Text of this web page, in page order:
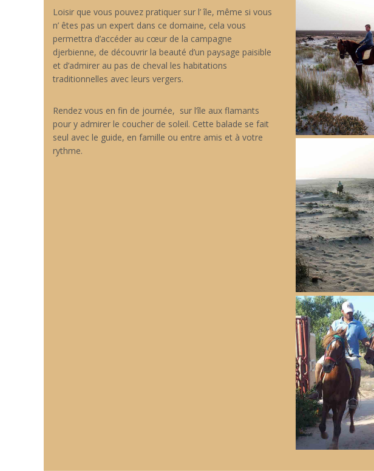
Loisir que vous pouvez pratiquer sur l’ île, même si vous
n’ êtes pas un expert dans ce domaine, cela vous
permettra d’accéder au cœur de la campagne
djerbienne, de découvrir la beauté d’un paysage paisible
et d’admirer au pas de cheval les habitations
traditionnelles avec leurs vergers.
Rendez vous en fin de journée, sur l’île aux flamants
pour y admirer le coucher de soleil. Cette balade se fait
seul avec le guide, en famille ou entre amis et à votre
rythme.